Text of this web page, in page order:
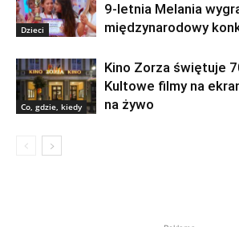
Dzieci
9-letnia Melania
międzynarodowy
Co, gdzie, kiedy
Kino Zorza świętuje
Kultowe filmy na
na żywo